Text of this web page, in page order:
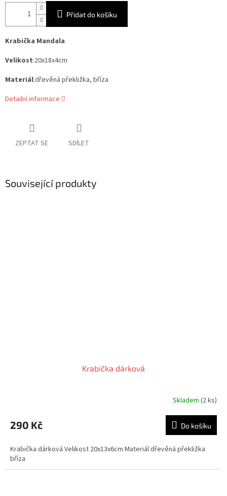
Přidat do košíku
Krabička Mandala
Velikost:20x18x4cm
Materiál:dřevěná překližka, bříza
Detailní informace
ZEPTAT SE SDÍLET
Související produkty
Krabička dárková
Skladem (2 ks)
290 Kč Do košíku
Krabička dárková Velikost 20x13x6cm Materiál dřevěná překližka
bříza